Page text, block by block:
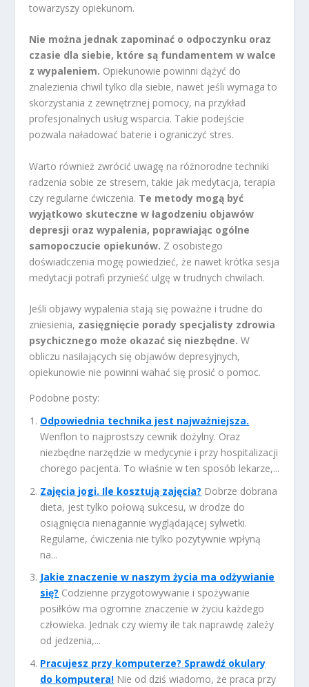
towarzyszy opiekunom.
Nie można jednak zapominać o odpoczynku oraz
czasie dla siebie, które są fundamentem w walce
z wypaleniem. Opiekunowie powinni dążyć do
znalezienia chwil tylko dla siebie, nawet jeśli wymaga to
skorzystania z zewnętrznej pomocy, na przykład
profesjonalnych usług wsparcia. Takie podejście
pozwala naładować baterie i ograniczyć stres.
Warto również zwrócić uwagę na różnorodne techniki
radzenia sobie ze stresem, takie jak medytacja, terapia
czy regularne ćwiczenia. Te metody mogą być
wyjątkowo skuteczne w łagodzeniu objawów
depresji oraz wypalenia, poprawiając ogólne
samopoczucie opiekunów. Z osobistego
doświadczenia mogę powiedzieć, że nawet krótka sesja
medytacji potrafi przynieść ulgę w trudnych chwilach.
Jeśli objawy wypalenia stają się poważne i trudne do
zniesienia, zasięgnięcie porady specjalisty zdrowia
psychicznego może okazać się niezbędne. W
obliczu nasilających się objawów depresyjnych,
opiekunowie nie powinni wahać się prosić o pomoc.
Podobne posty:
Odpowiednia technika jest najważniejsza.
Wenflon to najprostszy cewnik dożylny. Oraz
niezbędne narzędzie w medycynie i przy hospitalizacji
chorego pacjenta. To właśnie w ten sposób lekarze,...
Zajęcia jogi. Ile kosztują zajęcia? Dobrze dobrana
dieta, jest tylko połową sukcesu, w drodze do
osiągnięcia nienagannie wyglądającej sylwetki.
Regularne, ćwiczenia nie tylko pozytywnie wpłyną
na...
Jakie znaczenie w naszym życia ma odżywianie
się? Codzienne przygotowywanie i spożywanie
posiłków ma ogromne znaczenie w życiu każdego
człowieka. Jednak czy wiemy ile tak naprawdę zależy
od jedzenia,...
Pracujesz przy komputerze? Sprawdź okulary
do komputera! Nie od dziś wiadomo, że praca przy